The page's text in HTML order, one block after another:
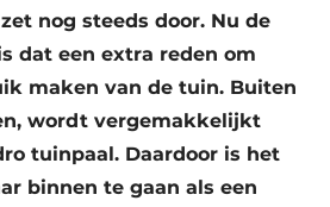
nog steeds door. Nu de
dat een extra reden om
maken van de tuin. Buiten
wordt vergemakkelijkt
tuinpaal. Daardoor is het
binnen te gaan als een